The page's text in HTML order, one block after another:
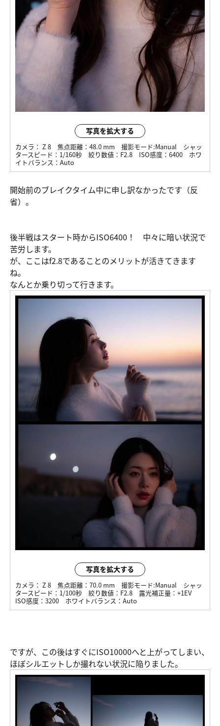
写真を拡大する
カメラ： Z 8 焦点距離： 48.0 mm 撮影モード:Manual
シャッ
タースピード： 1/160秒 絞り数値： F2.8 ISO感度： 6400
ホワ
イトバランス： Auto
開始前のブレイクタイム中に申し訳なかったです（反
省）。
後半戦はスタート時からISO6400！ 中々に暗い状況で
苦労します。
が、ここはf2.8であることのメリットが活きてきます
ね。
なんとか乗り切って行きます。
写真を拡大する
カメラ： Z 8 焦点距離： 70.0 mm 撮影モード:Manual
シャッ
タースピード： 1/100秒 絞り数値： F2.8 露光補正量： +1EV
ISO感度： 3200 ホワイトバランス： Auto
ですが、この後はすぐにISO10000へと上がってしまい、
ほぼシルエットしか撮れない状況に陥りました。